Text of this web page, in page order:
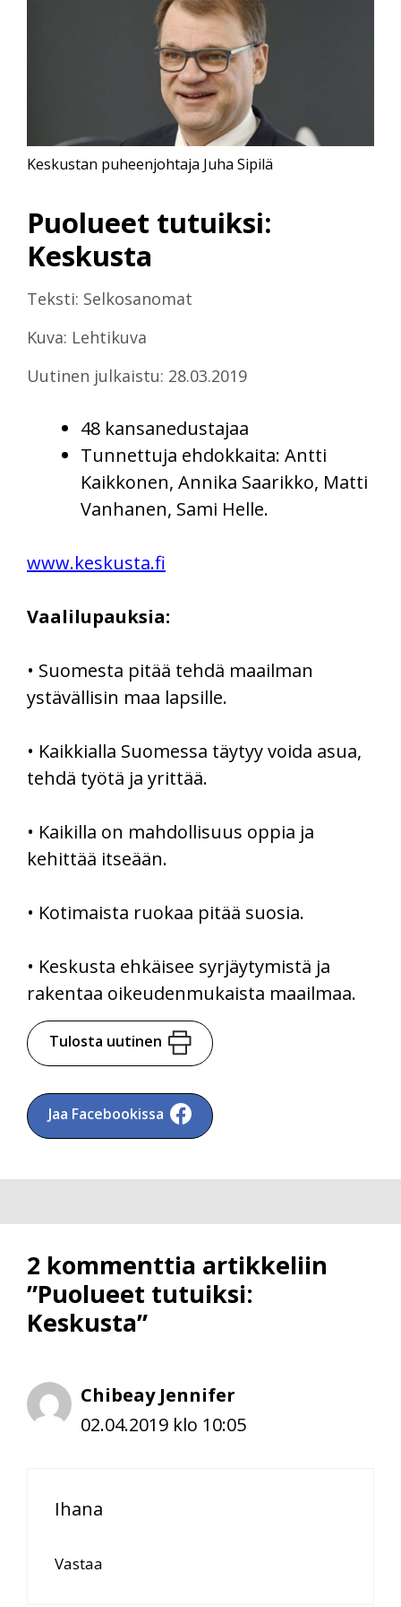
Puolueet tutuiksi:
Keskusta
Teksti: Selkosanomat
Kuva: Lehtikuva
Uutinen julkaistu: 28.03.2019
Keskustan puheenjohtaja Juha Sipilä
48 kansanedustajaa
Tunnettuja ehdokkaita: Antti
Kaikkonen, Annika Saarikko, Matti
Vanhanen, Sami Helle.
www.keskusta.fi
Vaalilupauksia:
• Suomesta pitää tehdä maailman
ystävällisin maa lapsille.
• Kaikkialla Suomessa täytyy voida asua,
tehdä työtä ja yrittää.
• Kaikilla on mahdollisuus oppia ja
kehittää itseään.
• Kotimaista ruokaa pitää suosia.
• Keskusta ehkäisee syrjäytymistä ja
rakentaa oikeudenmukaista maailmaa.
Tulosta uutinen
Jaa Facebookissa
2 kommenttia artikkeliin
”Puolueet tutuiksi:
Keskusta”
Chibeay Jennifer
02.04.2019 klo 10:05
Ihana
Vastaa